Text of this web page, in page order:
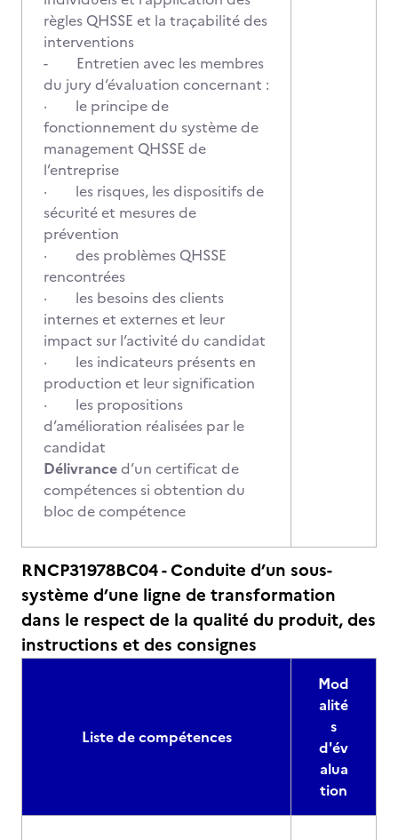
règles QHSSE et la traçabilité des
interventions
- Entretien avec les membres
du jury d‘évaluation concernant :
· le principe de
fonctionnement du système de
management QHSSE de
l’entreprise
· les risques, les dispositifs de
sécurité et mesures de
prévention
· des problèmes QHSSE
rencontrées
· les besoins des clients
internes et externes et leur
impact sur l’activité du candidat
· les indicateurs présents en
production et leur signification
· les propositions
d’amélioration réalisées par le
candidat
Délivranced’un certificat de
compétences si obtention du
bloc de compétence
RNCP31978BC04 - Conduite d’un sous-
système d’une ligne de transformation
dans le respect de la qualité du produit, des
instructions et des consignes
Liste de compétences
Mod
alité
s
d'év
alua
tion